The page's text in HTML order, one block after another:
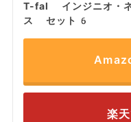
T-fal インジニオ・
ス セット6
楽